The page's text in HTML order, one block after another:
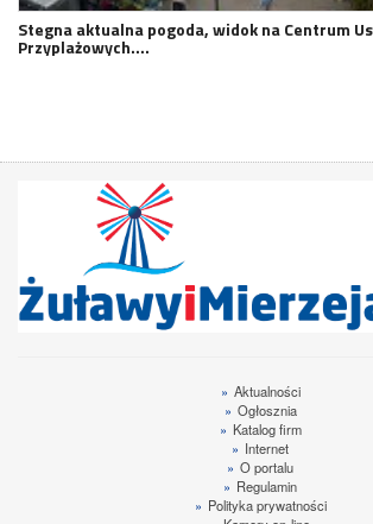
Stegna aktualna pogoda, widok na Centrum
Przyplażowych.…
» Aktualności
» Ogłosznia
» Katalog firm
» Internet
» O portalu
» Regulamin
» Polityka prywatności